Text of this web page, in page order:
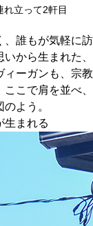
立って2軒目
、誰もが気軽に訪
から生まれた、
ィーガンも、宗教
こで肩を並べ、
よう。
生まれる